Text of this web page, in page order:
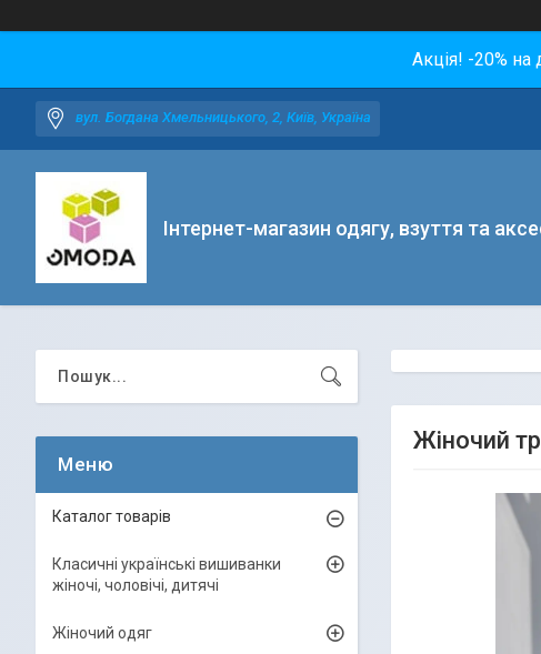
Акція! -20%
вул. Богдана Хмельницького, 2, Київ, Україна
Інтернет-магазин одягу, взуття та
Жіночий
Каталог товарів
Класичні українські вишиванки
жіночі, чоловічі, дитячі
Жіночий одяг